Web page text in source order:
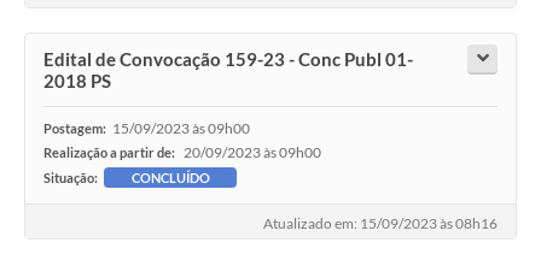
Edital de Convocação 159-23 - Conc Publ 01-
2018 PS
Postagem: 15/09/2023 às 09h00
Realização a partir de: 20/09/2023 às 09h00
Situação: CONCLUÍDO
Atualizado em: 15/09/2023 às 08h16